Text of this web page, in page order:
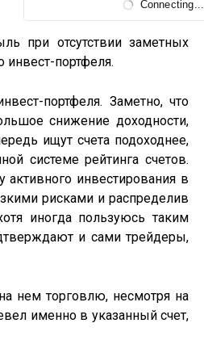
при отсутствии заметных
инвест-портфеля.
портфеля. Заметно, что
снижение доходности,
ищут счета подоходнее,
системе рейтинга счетов.
инвестирования в
рисками и распределив
иногда пользуюсь таким
и сами трейдеры,
нем торговлю, несмотря на
именно в указанный счет,
Connecting...